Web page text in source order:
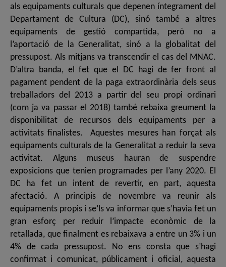
als equipaments culturals que depenen íntegrament del
Departament de Cultura (DC), sinó també a altres
equipaments de gestió compartida, però no a
l’aportació de la Generalitat, sinó a la globalitat del
pressupost. Als mitjans va transcendir el cas del MNAC.
D’altra banda, el fet que el DC hagi de fer front al
pagament pendent de la paga extraordinària dels seus
treballadors del 2013 a partir del seu propi ordinari
(com ja va passar el 2018) també rebaixa greument la
disponibilitat de recursos dels equipaments per a
activitats finalistes. Aquestes mesures han forçat als
equipaments culturals de la Generalitat a reduir la seva
activitat. Alguns museus hauran de suspendre
exposicions que tenien programades per l’any 2020. El
DC ha fet un intent de revertir, en part, aquesta
afectació. A principis de novembre va reunir als
equipaments propis i se’ls va informar que s’havia fet un
gran esforç per reduir l’impacte econòmic de la
retallada, que finalment es rebaixava a entre un 3% i un
4% de cada pressupost. No ens consta que s’hagi
confirmat i comunicat, públicament i oficial, aquesta